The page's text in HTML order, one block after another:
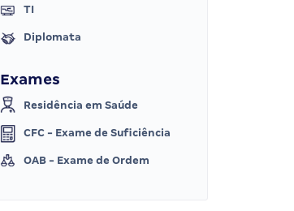
TI
Diplomata
Exames
Residência em Saúde
CFC - Exame de Suficiência
OAB - Exame de Ordem